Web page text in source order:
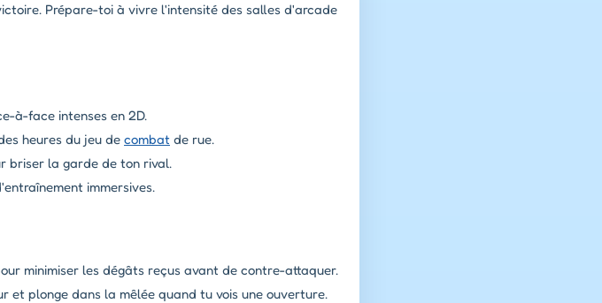
Prépare-toi à vivre l'intensité des salles d'arcade
à-face intenses en 2D.
heures du jeu de combat de rue.
briser la garde de ton rival.
immersives.
minimiser les dégâts reçus avant de contre-attaquer.
et plonge dans la mêlée quand tu vois une ouverture.